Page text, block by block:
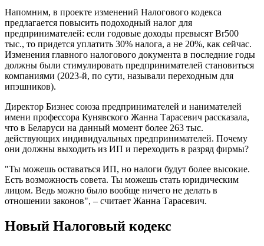
Напомним, в проекте изменений Налогового кодекса
предлагается повысить подоходный налог для
предпринимателей: если годовые доходы превысят Br500
тыс., то придется уплатить 30% налога, а не 20%, как сейчас.
Изменения главного налогового документа в последние годы
должны были стимулировать предпринимателей становиться
компаниями (2023-й, по сути, называли переходным для
ипэшников).
Директор Бизнес союза предпринимателей и нанимателей
имени профессора Кунявского Жанна Тарасевич рассказала,
что в Беларуси на данный момент более 263 тыс.
действующих индивидуальных предпринимателей. Почему
они должны выходить из ИП и переходить в разряд фирмы?
"Ты можешь оставаться ИП, но налоги будут более высокие.
Есть возможность совета. Ты можешь стать юридическим
лицом. Ведь можно было вообще ничего не делать в
отношении законов", – считает Жанна Тарасевич.
Новый Налоговый кодекс